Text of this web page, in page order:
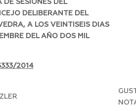
DE SESIONES DEL
DELIBERANTE DEL
A LOS VEINTISEIS DIAS
DEL AÑO DOS MIL
2014